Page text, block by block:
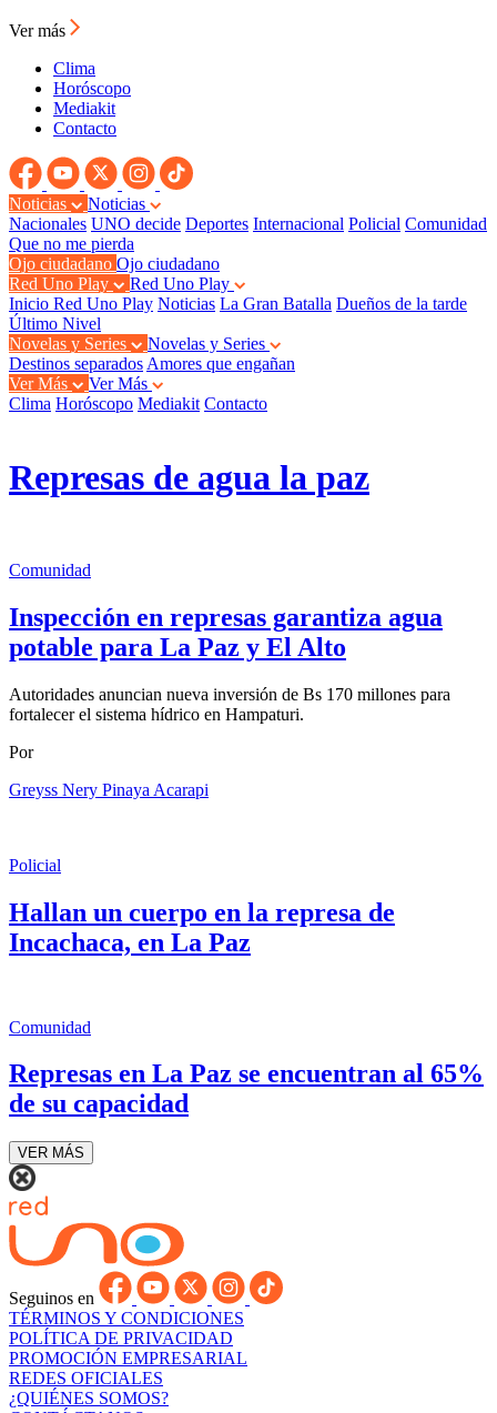
Ver más
Clima
Horóscopo
Mediakit
Contacto
Noticias
Noticias
Nacionales UNO decide Deportes Internacional Policial Comunidad
Que no me pierda
Ojo ciudadano Ojo ciudadano
Red Uno Play
Red Uno Play
Inicio Red Uno Play Noticias La Gran Batalla Dueños de la tarde
Último Nivel
Novelas y Series
Novelas y Series
Destinos separados Amores que engañan
Ver Más
Ver Más
Clima Horóscopo Mediakit Contacto
Represas de agua la paz
Comunidad
Inspección en represas garantiza agua
potable para La Paz y El Alto
Autoridades anuncian nueva inversión de Bs 170 millones para
fortalecer el sistema hídrico en Hampaturi.
Por
Greyss Nery Pinaya Acarapi
Policial
Hallan un cuerpo en la represa de
Incachaca, en La Paz
Comunidad
Represas en La Paz se encuentran al 65%
de su capacidad
VER MÁS
Seguinos en
TÉRMINOS Y CONDICIONES
POLÍTICA DE PRIVACIDAD
PROMOCIÓN EMPRESARIAL
REDES OFICIALES
¿QUIÉNES SOMOS?